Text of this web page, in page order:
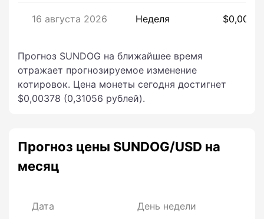
16 августа 2026 Неделя
Прогноз SUNDOG на ближайшее время
отражает прогнозируемое изменение
котировок. Цена монеты сегодня достигнет
$0,00378 (0,31056 рублей).
Прогноз цены SUNDOG/USD на
месяц
Дата День недели